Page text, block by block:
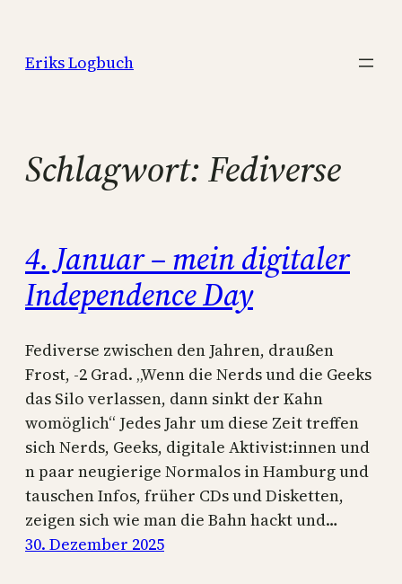
springen
Eriks Logbuch
Schlagwort:Fediverse
4. Januar – mein digitaler
Independence Day
Fediverse zwischen den Jahren, draußen
Frost, -2 Grad. „Wenn die Nerds und die Geeks
das Silo verlassen, dann sinkt der Kahn
womöglich“ Jedes Jahr um diese Zeit treffen
sich Nerds, Geeks, digitale Aktivist:innen und
n paar neugierige Normalos in Hamburg und
tauschen Infos, früher CDs und Disketten,
zeigen sich wie man die Bahn hackt und…
30. Dezember 2025